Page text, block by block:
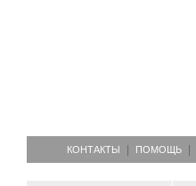
КОНТАКТЫ ПОМОЩЬ